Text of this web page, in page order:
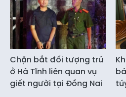
Chặn bắt đối tượng trú
ở Hà Tĩnh liên quan vụ
giết người tại Đồng Nai